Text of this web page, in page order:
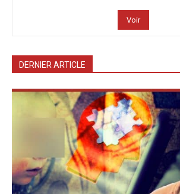
Voir
DERNIER ARTICLE